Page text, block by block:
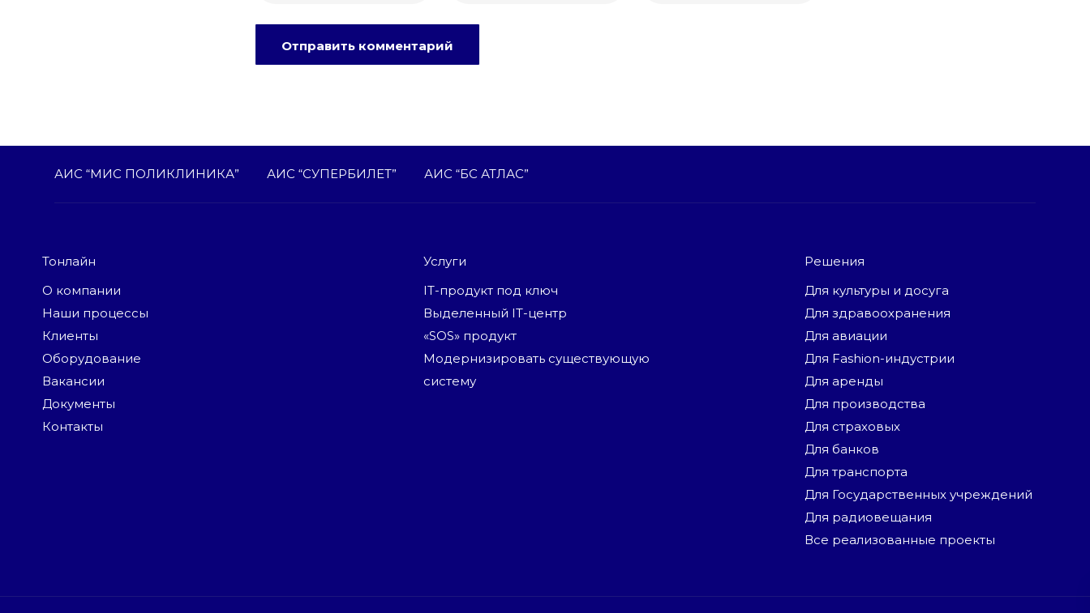
АИС “МИС ПОЛИКЛИНИКА” АИС “СУПЕРБИЛЕТ” АИС “БС АТЛАС”
Тонлайн
О компании
Наши процессы
Клиенты
Оборудование
Вакансии
Документы
Контакты
Услуги
IT-продукт под ключ
Выделенный IT-центр
«SOS» продукт
Модернизировать существующую
систему
Решения
Для культуры и досуга
Для здравоохранения
Для авиации
Для Fashion-индустрии
Для аренды
Для производства
Для страховых
Для банков
Для транспорта
Для Государственных учреждений
Для радиовещания
Все реализованные проекты